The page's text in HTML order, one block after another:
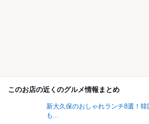
このお店の近くのグルメ情報まとめ
新大久保のおしゃれランチ8選！
も...